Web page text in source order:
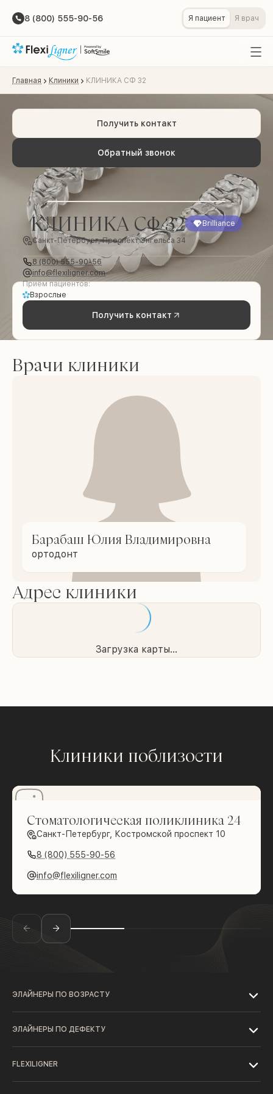
8 (800) 555-90-56 Я пациент Я врач
Главная Клиники КЛИНИКА СФ 32
Обратный звонок
Получить контакт
КЛИНИКА СФ 32
Brilliance
Санкт-Петербург, Проспект Энгельса 34
8 (800) 555-90-56
info@flexiligner.com
Приём пациентов:
Взрослые
Получить контакт
Врачи клиники
Барабаш Юлия Владимировна
ортодонт
Адрес клиники
Загрузка карты...
Клиники поблизости
Стоматологическая поликлиника 24
Санкт-Петербург, Костромской проспект 10
8 (800) 555-90-56
info@flexiligner.com
ЭЛАЙНЕРЫ ПО ВОЗРАСТУ
ЭЛАЙНЕРЫ ПО ДЕФЕКТУ
FLEXILIGNER